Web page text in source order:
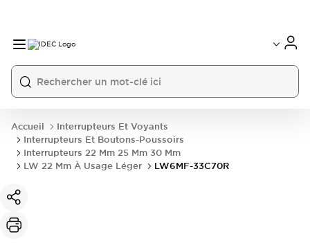
Accueil
Interrupteurs Et Voyants
Interrupteurs Et Boutons-Poussoirs
Interrupteurs 22 Mm 25 Mm 30 Mm
LW 22 Mm À Usage Léger
LW6MF-33C70R